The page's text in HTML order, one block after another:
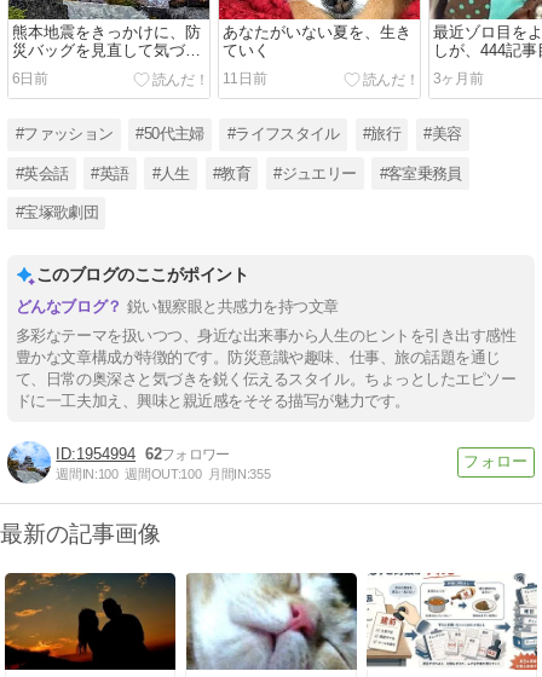
熊本地震をきっかけに、防
災バッグを見直して気づい
たこと
6日前
あなたがいない夏を、生き
ていく
11日前
最近ゾロ目を
しが、444記
くなったこと
3ヶ月前
#ファッション #50代主婦 #ライフスタイル #旅行 #美容
#英会話 #英語 #人生 #教育 #ジュエリー #客室乗務員
#宝塚歌劇団
このブログのここがポイント
鋭い観察眼と共感力を持つ文章
多彩なテーマを扱いつつ、身近な出来事から人生のヒントを引き出す感性
豊かな文章構成が特徴的です。防災意識や趣味、仕事、旅の話題を通じ
て、日常の奥深さと気づきを鋭く伝えるスタイル。ちょっとしたエピソー
ドに一工夫加え、興味と親近感をそそる描写が魅力です。
1954994 62
週間IN:100 週間OUT:100 月間IN:355
最新の記事画像